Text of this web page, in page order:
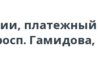
Гамидова,